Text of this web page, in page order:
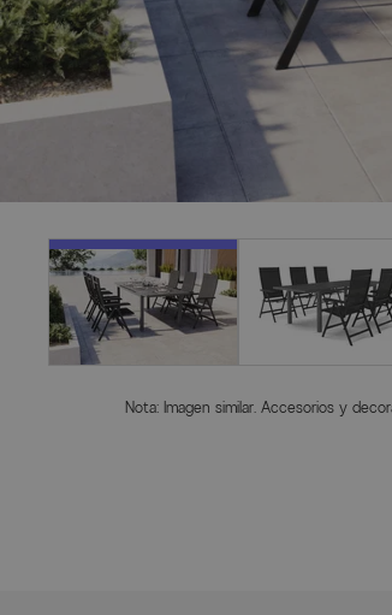
Nota: Imagen similar. Accesorios y